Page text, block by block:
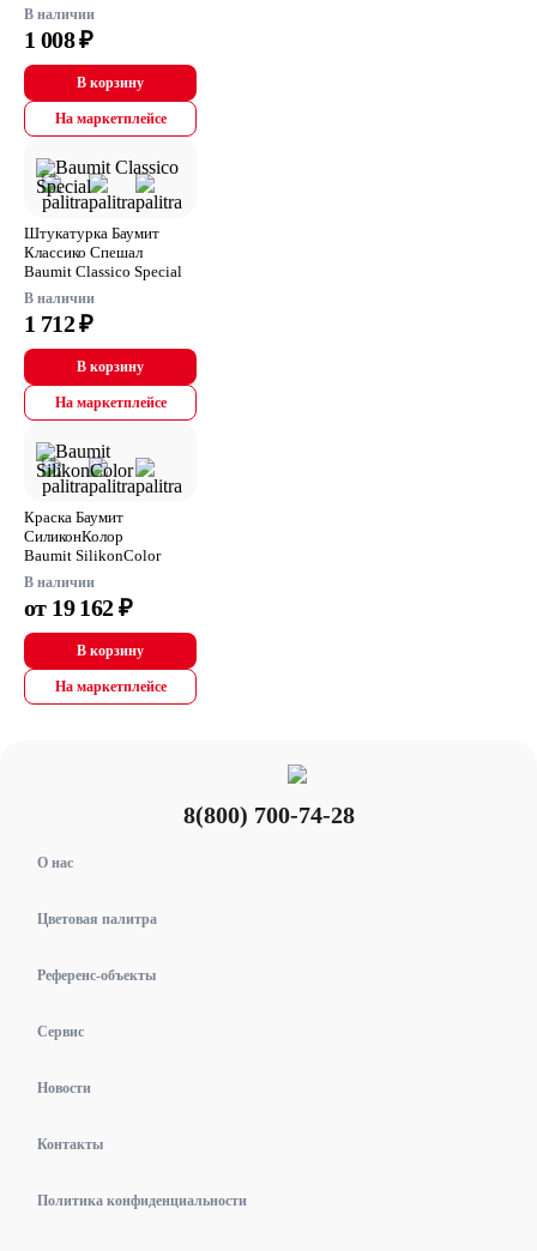
В наличии
1 008 ₽
В корзину
На маркетплейсе
Штукатурка Баумит
Классико Спешал
Baumit Classico Special
В наличии
1 712 ₽
В корзину
На маркетплейсе
Краска Баумит
СиликонКолор
Baumit SilikonColor
В наличии
от 19 162 ₽
В корзину
На маркетплейсе
8(800) 700-74-28
О нас
Цветовая палитра
Референс-объекты
Сервис
Новости
Контакты
Политика конфиденциальности